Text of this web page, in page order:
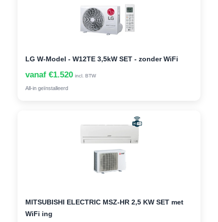
LG W-Model - W12TE 3,5kW SET - zonder WiFi
vanaf €1.520 incl. BTW
All-in geïnstalleerd
MITSUBISHI ELECTRIC MSZ-HR 2,5 KW SET met
WiFi ing